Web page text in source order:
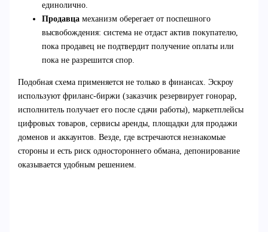
единолично.
Продавцамеханизм оберегает от поспешного
высвобождения: система не отдаст актив покупателю,
пока продавец не подтвердит получение оплаты или
пока не разрешится спор.
Подобная схема применяется не только в финансах. Эскроу
используют фриланс-биржи (заказчик резервирует гонорар,
исполнитель получает его после сдачи работы), маркетплейсы
цифровых товаров, сервисы аренды, площадки для продажи
доменов и аккаунтов. Везде, где встречаются незнакомые
стороны и есть риск одностороннего обмана, депонирование
оказывается удобным решением.